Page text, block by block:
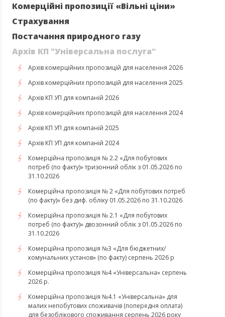
Комерційні пропозиції «Вільні ціни»
Страхування
Постачання природного газу
Архів КП "Універсальна послуга"
Архів комерційних пропозицій для населення 2026
Архів комерційних пропозицій для населення 2025
Архів КП УП для компаній 2026
Архів комерційних пропозицій для населення 2024
Архів КП УП для компаній 2025
Архів КП УП для компаній 2024
Комерційна пропозиція № 2.2 «Для побутових
потреб (по факту)» тризонний облік з 01.05.2026 по
31.10.2026
Комерційна пропозиція № 2 «Для побутових потреб
(по факту)» без диф. обліку 01.05.2026 по 31.10.2026
Комерційна пропозиція № 2.1 «Для побутових
потреб (по факту)» двозонний облік з 01.05.2026 по
31.10.2026
Комерційна пропозиція №3 «Для бюджетних/
комунальних установ» (по факту) серпень 2026 р
Комерційна пропозиція №4 «Універсальна» серпень
2026 р.
Комерційна пропозиція №4.1 «Універсальна» для
малих непобутових споживачів (попередня оплата)
для безоблікового споживання серпень 2026 року